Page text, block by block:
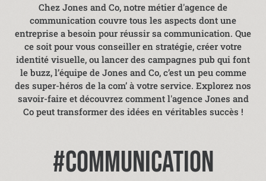
Chez Jones and Co, notre métier d'agence de
communication couvre tous les aspects dont une
entreprise a besoin pour réussir sa communication. Que
ce soit pour vous conseiller en stratégie, créer votre
identité visuelle, ou lancer des campagnes pub qui font
le buzz, l’équipe de Jones and Co, c’est un peu comme
des super-héros de la com’ à votre service. Explorez nos
savoir-faire et découvrez comment l'agence Jones and
Co peut transformer des idées en véritables succès !
#COMMUNICATION